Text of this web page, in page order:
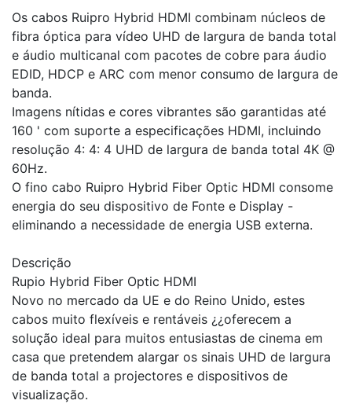
Os cabos Ruipro Hybrid HDMI combinam núcleos de
fibra óptica para vídeo UHD de largura de banda total
e áudio multicanal com pacotes de cobre para áudio
EDID, HDCP e ARC com menor consumo de largura de
banda.
Imagens nítidas e cores vibrantes são garantidas até
160 ' com suporte a especificações HDMI, incluindo
resolução 4: 4: 4 UHD de largura de banda total 4K @
60Hz.
O fino cabo Ruipro Hybrid Fiber Optic HDMI consome
energia do seu dispositivo de Fonte e Display -
eliminando a necessidade de energia USB externa.
Descrição
Rupio Hybrid Fiber Optic HDMI
Novo no mercado da UE e do Reino Unido, estes
cabos muito flexíveis e rentáveis ¿¿oferecem a
solução ideal para muitos entusiastas de cinema em
casa que pretendem alargar os sinais UHD de largura
de banda total a projectores e dispositivos de
visualização.